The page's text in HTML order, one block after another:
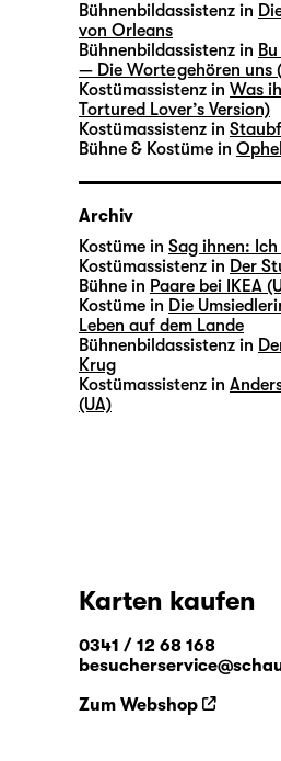
Bühnenbildassistenz in
von Orleans
Bühnenbildassistenz in
— Die Worte gehören uns
Kostümassistenz in Was
Tortured Lover’s Version)
Kostümassistenz in
Bühne & Kostüme in
Archiv
Kostüme in Sag ihnen:
Kostümassistenz in Der
Bühne in Paare bei IKEA
Kostüme in Die
Leben auf dem Lande
Bühnenbildassistenz in
Krug
Kostümassistenz in
(UA)
Karten kaufen
0341 / 12 68 168
Zum Webshop